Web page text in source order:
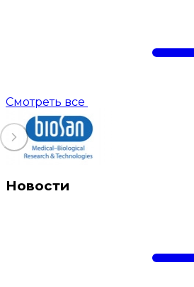
Смотреть все
Новости